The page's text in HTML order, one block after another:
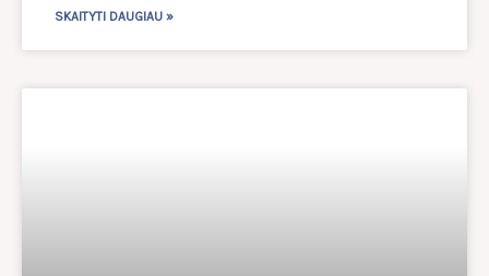
SKAITYTI DAUGIAU »